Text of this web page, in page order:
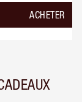
ACHETER